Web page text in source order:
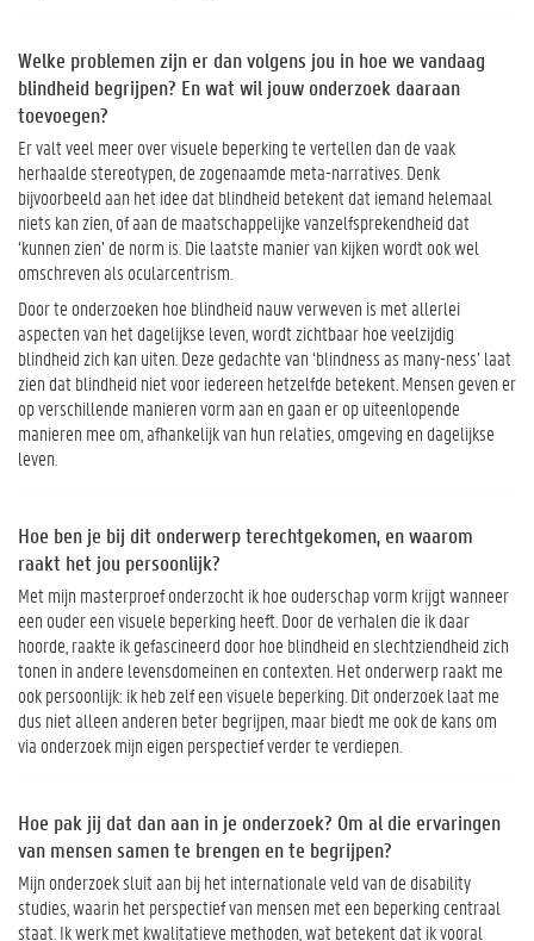
Welke problemen zijn er dan volgens jou in hoe we vandaag
blindheid begrijpen? En wat wil jouw onderzoek daaraan
toevoegen?
Er valt veel meer over visuele beperking te vertellen dan de vaak
herhaalde stereotypen, de zogenaamde meta-narratives. Denk
bijvoorbeeld aan het idee dat blindheid betekent dat iemand helemaal
niets kan zien, of aan de maatschappelijke vanzelfsprekendheid dat
‘kunnen zien’ de norm is. Die laatste manier van kijken wordt ook wel
omschreven als ocularcentrism.
Door te onderzoeken hoe blindheid nauw verweven is met allerlei
aspecten van het dagelijkse leven, wordt zichtbaar hoe veelzijdig
blindheid zich kan uiten. Deze gedachte van ‘blindness as many-ness’ laat
zien dat blindheid niet voor iedereen hetzelfde betekent. Mensen geven er
op verschillende manieren vorm aan en gaan er op uiteenlopende
manieren mee om, afhankelijk van hun relaties, omgeving en dagelijkse
leven.
Hoe ben je bij dit onderwerp terechtgekomen, en waarom
raakt het jou persoonlijk?
Met mijn masterproef onderzocht ik hoe ouderschap vorm krijgt wanneer
een ouder een visuele beperking heeft. Door de verhalen die ik daar
hoorde, raakte ik gefascineerd door hoe blindheid en slechtziendheid zich
tonen in andere levensdomeinen en contexten. Het onderwerp raakt me
ook persoonlijk: ik heb zelf een visuele beperking. Dit onderzoek laat me
dus niet alleen anderen beter begrijpen, maar biedt me ook de kans om
via onderzoek mijn eigen perspectief verder te verdiepen.
Hoe pak jij dat dan aan in je onderzoek? Om al die ervaringen
van mensen samen te brengen en te begrijpen?
Mijn onderzoek sluit aan bij het internationale veld van de disability
studies, waarin het perspectief van mensen met een beperking centraal
staat. Ik werk met kwalitatieve methoden, wat betekent dat ik vooral